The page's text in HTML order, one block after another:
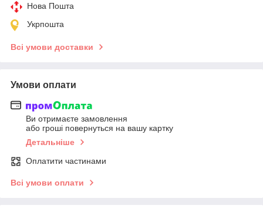
Нова Пошта
Укрпошта
Всі умови доставки
Умови оплати
Ви отримаєте замовлення
або гроші повернуться на вашу картку
Детальніше
Оплатити частинами
Всі умови оплати